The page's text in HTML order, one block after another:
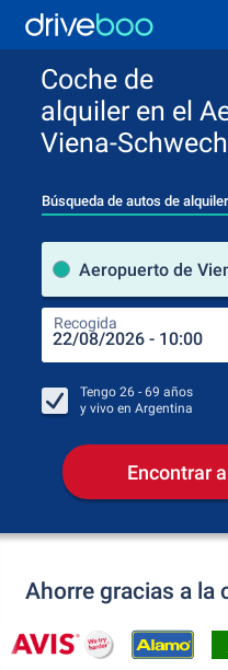
Coche de
alquiler en el
Viena-
Búsqueda de autos de alquiler
Aeropuerto de
Recogida
Tengo 26 - 69 años
y vivo en Argentina
Encontrar
Ahorre gracias a la